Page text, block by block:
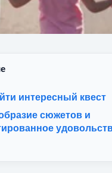
интересный квест
сюжетов и